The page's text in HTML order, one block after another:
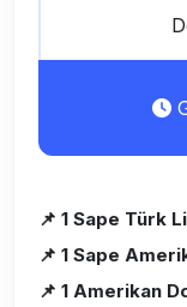
📌 1 Sape Türk
📌 1 Sape
📌 1 Amerikan